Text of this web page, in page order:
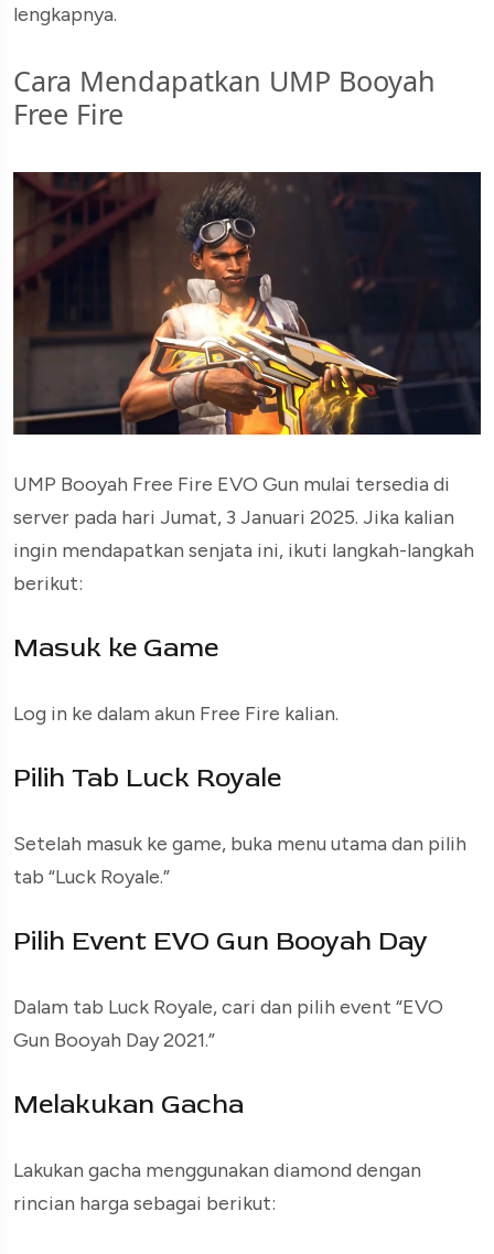
lengkapnya.
Cara Mendapatkan UMP Booyah
Free Fire
UMP Booyah Free Fire EVO Gun mulai tersedia di
server pada hari Jumat, 3 Januari 2025. Jika kalian
ingin mendapatkan senjata ini, ikuti langkah-langkah
berikut:
Masuk ke Game
Log in ke dalam akun Free Fire kalian.
Pilih Tab Luck Royale
Setelah masuk ke game, buka menu utama dan pilih
tab “Luck Royale.”
Pilih Event EVO Gun Booyah Day
Dalam tab Luck Royale, cari dan pilih event “EVO
Gun Booyah Day 2021.”
Melakukan Gacha
Lakukan gacha menggunakan diamond dengan
rincian harga sebagai berikut: